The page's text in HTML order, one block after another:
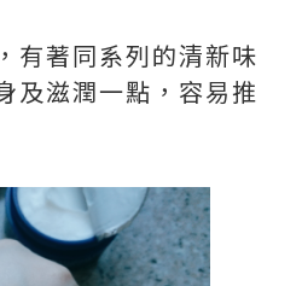
有著同系列的清新味
及滋潤一點，容易推